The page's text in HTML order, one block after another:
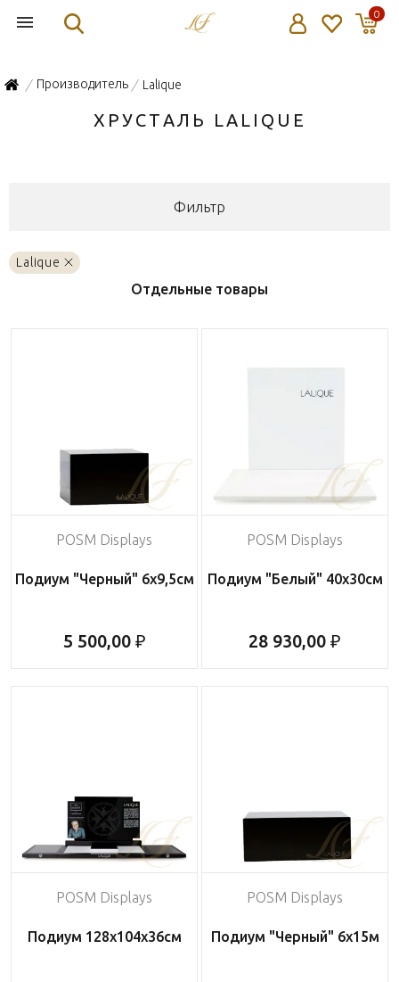
0
/ Производитель / Lalique
ХРУСТАЛЬ LALIQUE
Фильтр
Lalique
Отдельные товары
POSM Displays
Подиум "Черный" 6х9,5см
5 500,00 ₽
POSM Displays
Подиум "Белый" 40х30см
28 930,00 ₽
POSM Displays
Подиум 128х104х36см
POSM Displays
Подиум "Черный" 6х15м